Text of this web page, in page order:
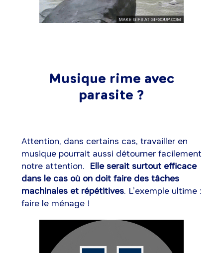
Musique rime avec
parasite ?
Attention, dans certains cas, travailler en
musique pourrait aussi détourner facilement
notre attention. Elle serait surtout efficace
dans le cas où on doit faire des tâches
machinales et répétitives. L’exemple ultime :
faire le ménage !